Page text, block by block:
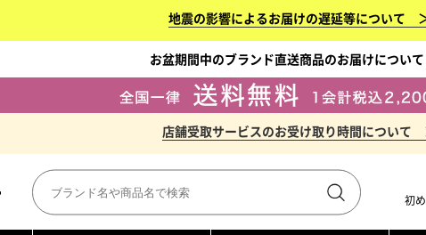
地震の影響によるお届けの遅延等について
お盆期間中のブランド直送商品のお届けについ
店舗受取サービスのお受け取り時間について
初